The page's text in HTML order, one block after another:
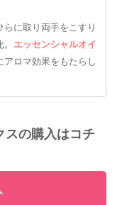
らに取り両手をこすり
エッセンシャルオイ
アロマ効果をもたらし
スの購入はコチ